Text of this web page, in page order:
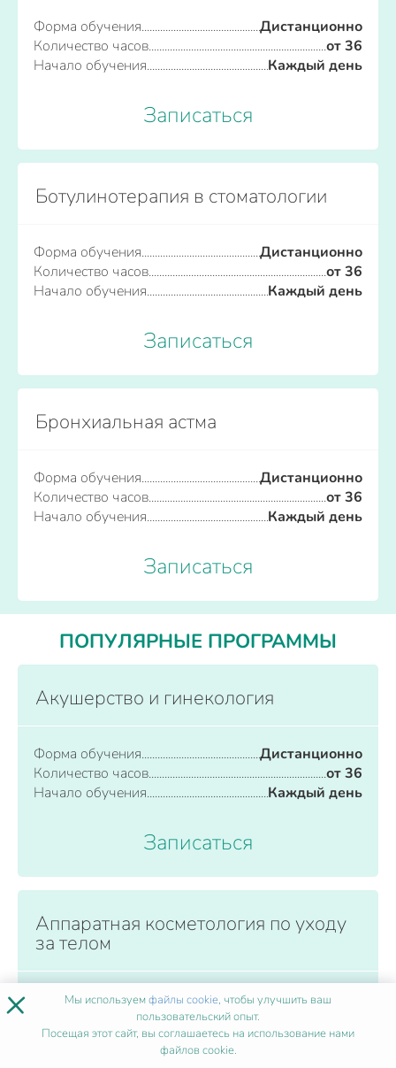
Форма обучения
Дистанционно
Количество часов
от 36
Начало обучения
Каждый день
Записаться
Ботулинотерапия в стоматологии
Форма обучения
Дистанционно
Количество часов
от 36
Начало обучения
Каждый день
Записаться
Бронхиальная астма
Форма обучения
Дистанционно
Количество часов
от 36
Начало обучения
Каждый день
Записаться
ПОПУЛЯРНЫЕ ПРОГРАММЫ
Акушерство и гинекология
Форма обучения
Дистанционно
Количество часов
от 36
Начало обучения
Каждый день
Записаться
Аппаратная косметология по уходу
за телом
Форма обучения
Дистанционно
Количество часов
Начало обучения
Каждый день
× Мы используемфайлы cookie, чтобы улучшить ваш
пользовательский опыт.
Посещая этот сайт, вы соглашаетесь на использование нами
файлов cookie.